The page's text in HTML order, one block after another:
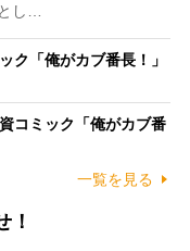
し…
「俺がカブ番長！」
コミック「俺がカブ番
一覧を見る
！